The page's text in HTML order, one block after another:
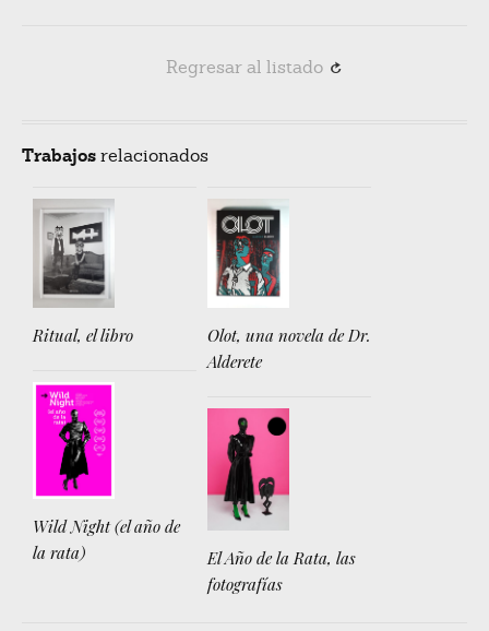
Regresar al listado R
Trabajosrelacionados
Ritual, el libro
Olot, una novela de Dr.
Alderete
Wild Night (el año de
la rata)
El Año de la Rata, las
fotografías